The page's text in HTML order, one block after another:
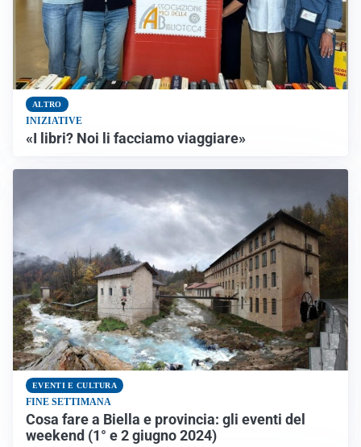
ALTRO
INIZIATIVE
«I libri? Noi li facciamo viaggiare»
EVENTI E CULTURA
FINE SETTIMANA
Cosa fare a Biella e provincia: gli eventi del
weekend (1° e 2 giugno 2024)